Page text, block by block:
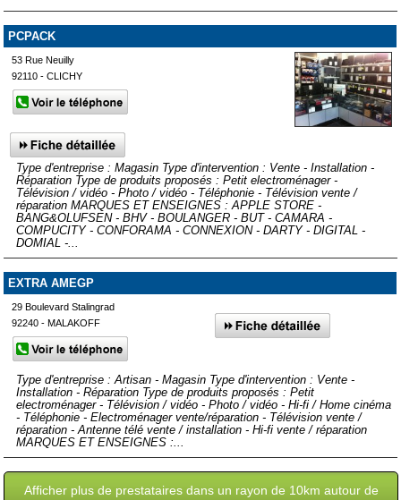
PCPACK
53 Rue Neuilly
92110 - CLICHY
Type d'entreprise : Magasin Type d'intervention : Vente - Installation -
Réparation Type de produits proposés : Petit electroménager -
Télévision / vidéo - Photo / vidéo - Téléphonie - Télévision vente /
réparation MARQUES ET ENSEIGNES : APPLE STORE -
BANG&OLUFSEN - BHV - BOULANGER - BUT - CAMARA -
COMPUCITY - CONFORAMA - CONNEXION - DARTY - DIGITAL -
DOMIAL -...
EXTRA AMEGP
29 Boulevard Stalingrad
92240 - MALAKOFF
Type d'entreprise : Artisan - Magasin Type d'intervention : Vente -
Installation - Réparation Type de produits proposés : Petit
electroménager - Télévision / vidéo - Photo / vidéo - Hi-fi / Home cinéma
- Téléphonie - Electroménager vente/réparation - Télévision vente /
réparation - Antenne télé vente / installation - Hi-fi vente / réparation
MARQUES ET ENSEIGNES :...
Afficher plus de prestataires dans un rayon de 10km autour de